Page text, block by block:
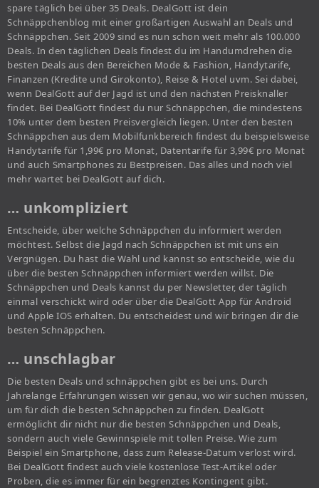
spare täglich bei über 35 Deals. DealGott ist dein
Schnäppchenblog mit einer großartigen Auswahl an Deals und
Schnäppchen. Seit 2009 sind es nun schon weit mehr als 100.000
Deals. In den täglichen Deals findest du im Handumdrehen die
besten Deals aus den Bereichen Mode & Fashion, Handytarife,
Finanzen (Kredite und Girokonto), Reise & Hotel uvm. Sei dabei,
wenn DealGott auf der Jagd ist und den nächsten Preisknaller
findet. Bei DealGott findest du nur Schnäppchen, die mindestens
10% unter dem besten Preisvergleich liegen. Unter den besten
Schnäppchen aus dem Mobilfunkbereich findest du beispielsweise
Handytarife für 1,99€ pro Monat, Datentarife für 3,99€ pro Monat
und auch Smartphones zu Bestpreisen. Das alles und noch viel
mehr wartet bei DealGott auf dich.
… unkompliziert
Entscheide, über welche Schnäppchen du informiert werden
möchtest. Selbst die Jagd nach Schnäppchen ist mit uns ein
Vergnügen. Du hast die Wahl und kannst so entscheide, wie du
über die besten Schnäppchen informiert werden willst. Die
Schnäppchen und Deals kannst du per Newsletter, der täglich
einmal verschickt wird oder über die DealGott App für Android
und Apple IOS erhalten. Du entscheidest und wir bringen dir die
besten Schnäppchen.
… unschlagbar
Die besten Deals und schnäppchen gibt es bei uns. Durch
Jahrelange Erfahrungen wissen wir genau, wo wir suchen müssen,
um für dich die besten Schnäppchen zu finden. DealGott
ermöglicht dir nicht nur die besten Schnäppchen und Deals,
sondern auch viele Gewinnspiele mit tollen Preise. Wie zum
Beispiel ein Smartphone, dass zum Release-Datum verlost wird.
Bei DealGott findest auch viele kostenlose Test-Artikel oder
Proben, die es immer für ein begrenztes Kontingent gibt.